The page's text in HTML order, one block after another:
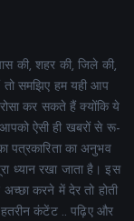
की, शहर की, जिले की,
समझिए हम यही आप
कर सकते हैं क्योंकि ये
आपको ऐसी ही खबरों से रू-
पत्रकारिता का अनुभव
ध्यान रखा जाता है। इस
करने में देर तो होती
कंटेंट .. पढ़िए और